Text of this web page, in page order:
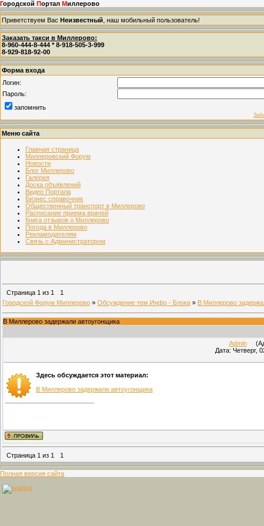
Городской Портал Миллерово
Приветствуем Вас Неизвестный , наш мобильный пользователь!
Заказать такси в Миллерово:
8-960-444-8-444 * 8-918-505-3-999
8-929-818-92-00
Форма входа
Логин:
Пароль:
запомнить
Меню сайта
Главная страница
Миллеровский Форум
Новости
Блог Миллерово
Галерея
Доска объявлений
Видео Портала
Бизнес справочник
Общественный транспорт в Миллерово
Расписание приема врачей
Книга отзывов о Миллерово
Погода в Миллерово
Рекламодателям
Связь с Администратором
Страница 1 из 1
1
Городской Форум Миллерово » Обсуждение тем Инфо - Блока » В Миллерово
В Миллерово задержали автоугонщика
Admin
Дата: Четверг,
Здесь обсуждается этот материал:
В Миллерово задержали автоугонщика
Страница 1 из 1 1
Полная версия сайта